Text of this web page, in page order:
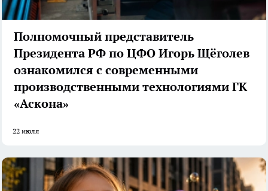
Полномочный представитель
Президента РФ по ЦФО Игорь Щёголев
ознакомился с современными
производственными технологиями ГК
«Аскона»
22 июля